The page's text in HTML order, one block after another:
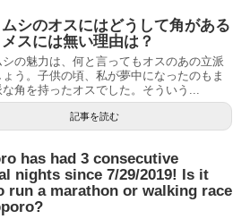
シのオスにはどうして角がある
スには無い理由は？
シの魅力は、何と言ってもオスのあの立派
ょう。子供の頃、私が夢中になったのもま
な角を持ったオスでした。そういう...
記事を読む
has had 3 consecutive
nights since 7/29/2019! Is it
run a marathon or walking race